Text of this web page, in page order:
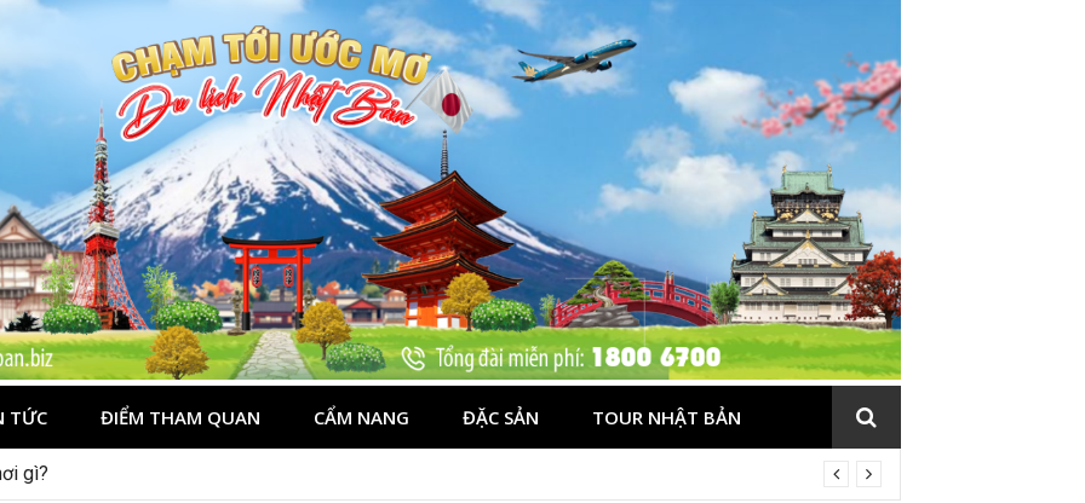
TỨC ĐIỂM THAM QUAN CẨM NANG ĐẶC SẢN TOUR NHẬT BẢN
đi mùa nào đẹp